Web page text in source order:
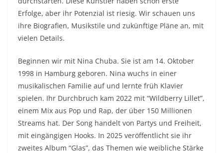
Erfolge, aber ihr Potenzial ist riesig. Wir schauen uns
ihre Biografien, Musikstile und zukünftige Pläne an, mit
vielen Details.
Beginnen wir mit Nina Chuba. Sie ist am 14. Oktober
1998 in Hamburg geboren. Nina wuchs in einer
musikalischen Familie auf und lernte früh Klavier
spielen. Ihr Durchbruch kam 2022 mit “Wildberry Lillet”,
einem Mix aus Pop und Rap, der über 150 Millionen
Streams hat. Der Song handelt von Partys und Freiheit,
mit eingängigen Hooks. In 2025 veröffentlicht sie ihr
zweites Album “Glas”, das Themen wie weibliche Stärke